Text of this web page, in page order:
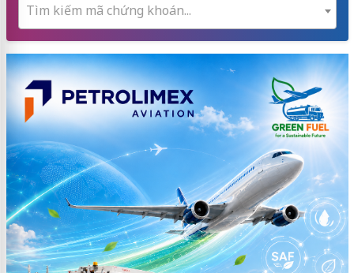
Tìm kiếm mã chứng khoán...